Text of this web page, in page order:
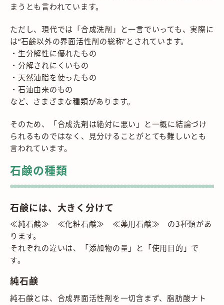
まうとも言われています。
ただし、現代では「合成洗剤」と一言でいっても、実際に
は“石鹸以外の界面活性剤の総称”とされています。
・生分解性に優れたもの
・分解されにくいもの
・天然油脂を使ったもの
・石油由来のもの
など、さまざまな種類があります。
そのため、「合成洗剤は絶対に悪い」と一概に結論づけ
られるものではなく、見分けることがとても難しいとも
言われています。
石鹸の種類
石鹸には、大きく分けて
≪純石鹸≫ ≪化粧石鹸≫ ≪薬用石鹸≫ の3種類があ
ります。
それぞれの違いは、「添加物の量」と「使用目的」で
す。
純石鹸
純石鹸とは、合成界面活性剤を一切含まず、脂肪酸ナト